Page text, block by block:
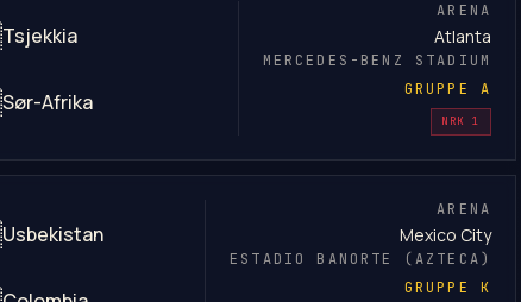
Tsjekkia
Sør-Afrika
ARENA
Atlanta
MERCEDES-BENZ STADIUM
GRUPPE A
NRK 1
Usbekistan
ARENA
Mexico City
ESTADIO BANORTE (AZTECA)
GRUPPE K